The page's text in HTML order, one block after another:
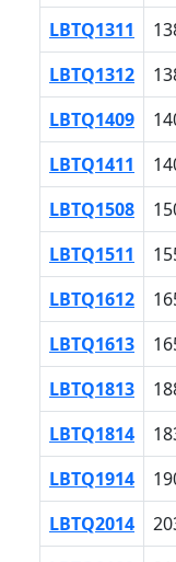
LBTQ1311
LBTQ1312
LBTQ1409
LBTQ1411
LBTQ1508
LBTQ1511
LBTQ1612
LBTQ1613
LBTQ1813
LBTQ1814
LBTQ1914
LBTQ2014